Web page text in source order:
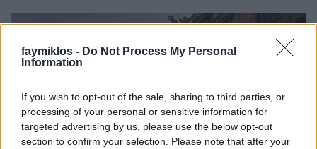
faymiklos - Do Not Process My Personal
Information
If you wish to opt-out of the sale, sharing to third parties, or
processing of your personal or sensitive information for
targeted advertising by us, please use the below opt-out
section to confirm your selection. Please note that after your